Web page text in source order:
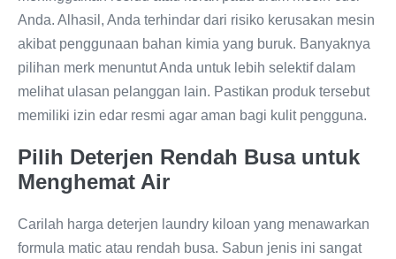
Anda. Alhasil, Anda terhindar dari risiko kerusakan mesin
akibat penggunaan bahan kimia yang buruk. Banyaknya
pilihan merk menuntut Anda untuk lebih selektif dalam
melihat ulasan pelanggan lain. Pastikan produk tersebut
memiliki izin edar resmi agar aman bagi kulit pengguna.
Pilih Deterjen Rendah Busa untuk
Menghemat Air
Carilah harga deterjen laundry kiloan yang menawarkan
formula matic atau rendah busa. Sabun jenis ini sangat